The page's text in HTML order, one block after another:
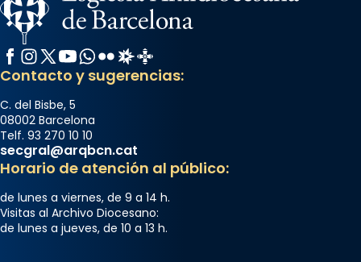
📸 Dr. G. Simón
Foto
View on Facebook · Share
Arquebisbat de Barcelona
2 weeks ago
Memòria de les santes Juliana i
Semproniana, verges i màrtirs.
Acompanyant la història de sant Cugat, a
partir de l’Edat Mitjana sorgeix la tradició
Facebook
Instagram
X / Twitter
YouTube
WhatsApp
FlickrRadio Estel
Catalunya Cristiana
Contacto y sugerencias:
C. del Bisbe, 5
08002 Barcelona
Telf. 93 270 10 10
secgral@arqbcn.cat
Horario de atención al público:
de lunes a viernes, de 9 a 14 h.
Visitas al Archivo Diocesano:
de lunes a jueves, de 10 a 13 h.